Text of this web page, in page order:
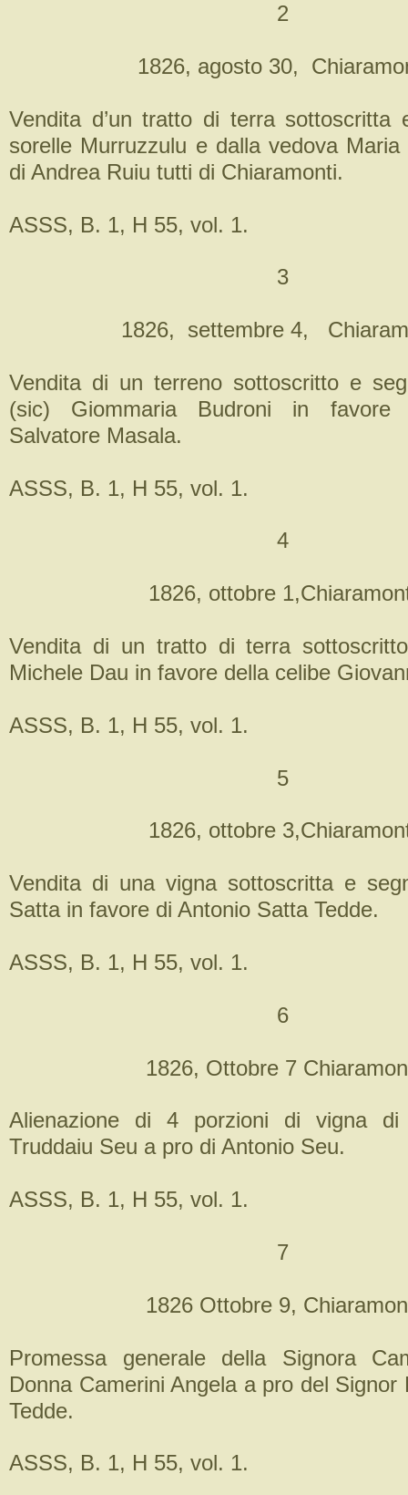
2
1826, agosto 30,
Vendita d’un tratto di terra sottoscritta
sorelle Murruzzulu e dalla vedova
di Andrea Ruiu tutti di Chiaramonti.
ASSS, B. 1, H 55, vol. 1.
3
1826, settembre 4,
Vendita di un terreno sottoscritto e
(sic) Giommaria Budroni in favore
Salvatore Masala.
ASSS, B. 1, H 55, vol. 1.
4
1826, ottobre
Vendita di un tratto di terra
Michele Dau in favore della celibe
ASSS, B. 1, H 55, vol. 1.
5
1826, ottobre
Vendita di una vigna sottoscritta e
Satta in favore di Antonio Satta Tedde.
ASSS, B. 1, H 55, vol. 1.
6
1826, Ottobre 7
Alienazione di 4 porzioni di vigna di
Truddaiu Seu a pro di Antonio Seu.
ASSS, B. 1, H 55, vol. 1.
7
1826 Ottobre 9,
Promessa generale della Signora
Donna Camerini Angela a pro del Signor
Tedde.
ASSS, B. 1, H 55, vol. 1.